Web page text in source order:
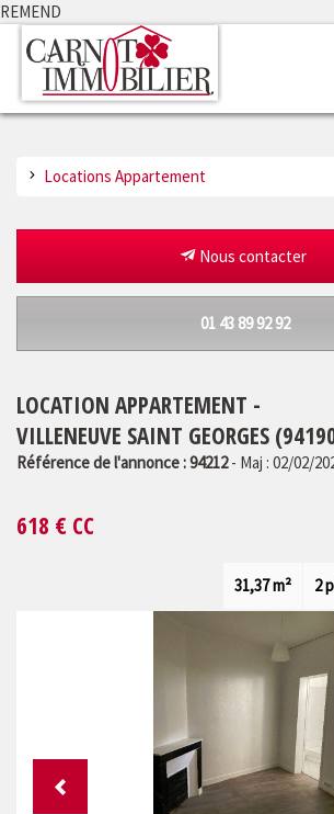
REMEND
Estimation
Locations Appartement
Nous contacter
01 43 89 92 92
LOCATION APPARTEMENT -
VILLENEUVE SAINT GEORGES
Référence de l'annonce : 94212- Maj : 02/02/
618 € CC
2
31,37 m²